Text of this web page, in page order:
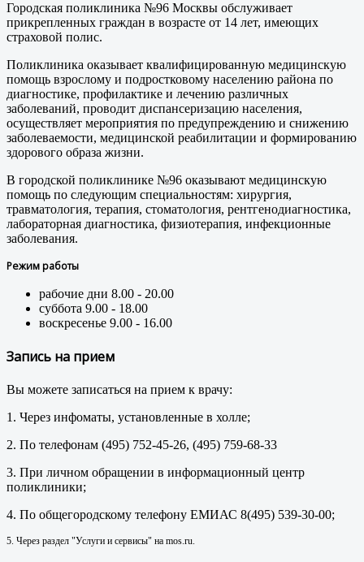
Городская поликлиника №96 Москвы обслуживает
прикрепленных граждан в возрасте от 14 лет, имеющих
страховой полис.
Поликлиника оказывает квалифицированную медицинскую
помощь взрослому и подростковому населению района по
диагностике, профилактике и лечению различных
заболеваний, проводит диспансеризацию населения,
осуществляет мероприятия по предупреждению и снижению
заболеваемости, медицинской реабилитации и формированию
здорового образа жизни.
В городской поликлинике №96 оказывают медицинскую
помощь по следующим специальностям: хирургия,
травматология, терапия, стоматология, рентгенодиагностика,
лабораторная диагностика, физиотерапия, инфекционные
заболевания.
Режим работы
рабочие дни 8.00 - 20.00
суббота 9.00 - 18.00
воскресенье 9.00 - 16.00
Запись на прием
Вы можете записаться на прием к врачу:
1. Через инфоматы, установленные в холле;
2. По телефонам (495) 752-45-26, (495) 759-68-33
3. При личном обращении в информационный центр
поликлиники;
4. По общегородскому телефону ЕМИАС 8(495) 539-30-00;
5. Через раздел "Услуги и сервисы" на mos.ru.